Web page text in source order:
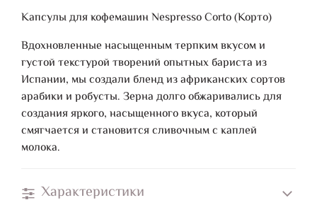
Капсулы для кофемашин Nespresso Corto (Корто)
Вдохновленные насыщенным терпким вкусом и
густой текстурой творений опытных бариста из
Испании, мы создали бленд из африканских сортов
арабики и робусты. Зерна долго обжаривались для
создания яркого, насыщенного вкуса, который
смягчается и становится сливочным с каплей
молока.
Характеристики